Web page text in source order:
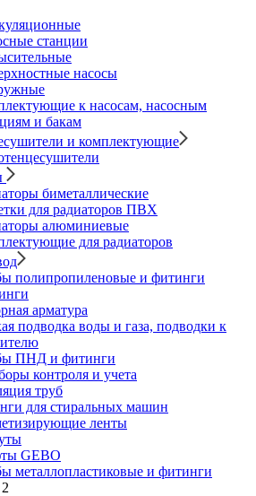
станции
насосы
к насосам, насосным
и бакам
и комплектующие
биметаллические
для радиаторов ПВХ
алюминиевые
для радиаторов
полипропиленовые и фитинги
арматура
подводка воды и газа, подводки к
ПНД и фитинги
контроля и учета
труб
для стиральных машин
ленты
GEBO
металлопластиковые и фитинги